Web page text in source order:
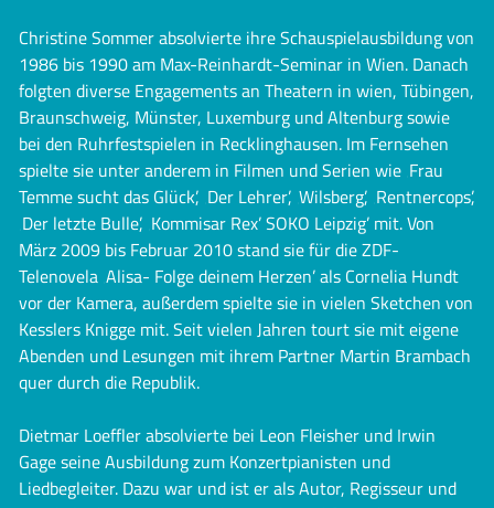
Christine Sommer absolvierte ihre Schauspielausbildung von
1986 bis 1990 am Max-Reinhardt-Seminar in Wien. Danach
folgten diverse Engagements an Theatern in wien, Tübingen,
Braunschweig, Münster, Luxemburg und Altenburg sowie
bei den Ruhrfestspielen in Recklinghausen. Im Fernsehen
spielte sie unter anderem in Filmen und Serien wie ‚Frau
Temme sucht das Glück’, ‚Der Lehrer’, ‚Wilsberg’, ‚Rentnercops’,
‚Der letzte Bulle’, ‚Kommisar Rex’ SOKO Leipzig’ mit. Von
März 2009 bis Februar 2010 stand sie für die ZDF-
Telenovela ‚Alisa- Folge deinem Herzen’ als Cornelia Hundt
vor der Kamera, außerdem spielte sie in vielen Sketchen von
Kesslers Knigge mit. Seit vielen Jahren tourt sie mit eigene
Abenden und Lesungen mit ihrem Partner Martin Brambach
quer durch die Republik.
Dietmar Loeffler absolvierte bei Leon Fleisher und Irwin
Gage seine Ausbildung zum Konzertpianisten und
Liedbegleiter. Dazu war und ist er als Autor, Regisseur und